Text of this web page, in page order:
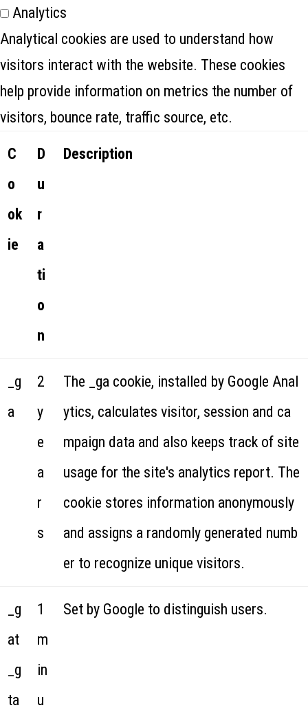
Analytics
Analytical cookies are used to understand how
visitors interact with the website. These cookies
help provide information on metrics the number of
visitors, bounce rate, traffic source, etc.
C
o
ok
ie
D
u
r
a
ti
o
n
Description
_g
a
2
y
e
a
r
s
The _ga cookie, installed by Google Anal
ytics, calculates visitor, session and ca
mpaign data and also keeps track of site
usage for the site's analytics report. The
cookie stores information anonymously
and assigns a randomly generated numb
er to recognize unique visitors.
_g
at
_g
ta
1
m
in
u
Set by Google to distinguish users.